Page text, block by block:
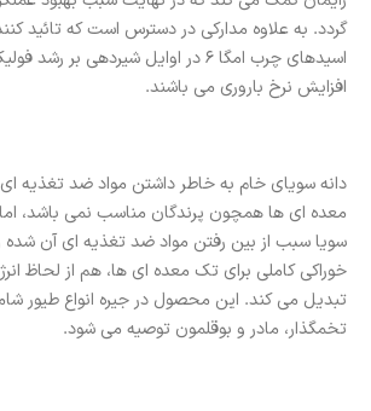
گردد. به علاوه مدارکی در دسترس است که تائید
اسیدهای چرب امگا 6 در اوایل شیردهی بر
افزایش نرخ باروری می باشند.
دانه سویای خام به خاطر داشتن مواد ضد تغذیه
معده ای ها همچون پرندگان مناسب نمی باشد،
سویا سبب از بین رفتن مواد ضد تغذیه ای آن شده و
خوراکی کاملی برای تک معده ای ها، هم از لحاظ
تبدیل می کند. این محصول در جیره انواع طیور
تخمگذار، مادر و بوقلمون توصیه می شود.